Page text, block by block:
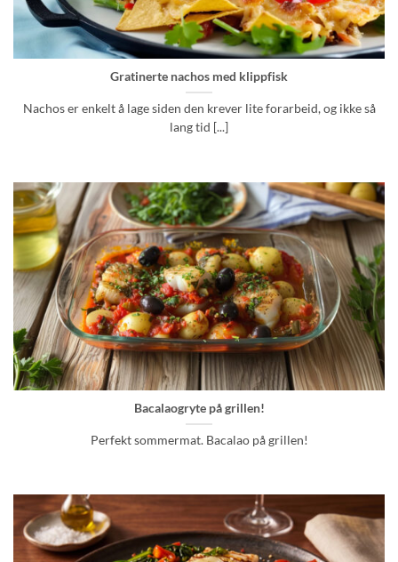
Gratinerte nachos med klippfisk
Nachos er enkelt å lage siden den krever lite forarbeid, og ikke så
lang tid [...]
Bacalaogryte på grillen!
Perfekt sommermat. Bacalao på grillen!